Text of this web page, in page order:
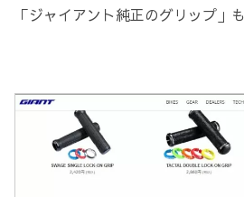
「ジャイアント純正のグリップ」